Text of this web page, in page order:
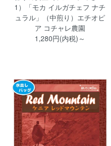
1）「モカ イルガチェフ ナチ
ュラル」（中煎り）エチオピ
ア コチャレ農園
1,280円(内税)～